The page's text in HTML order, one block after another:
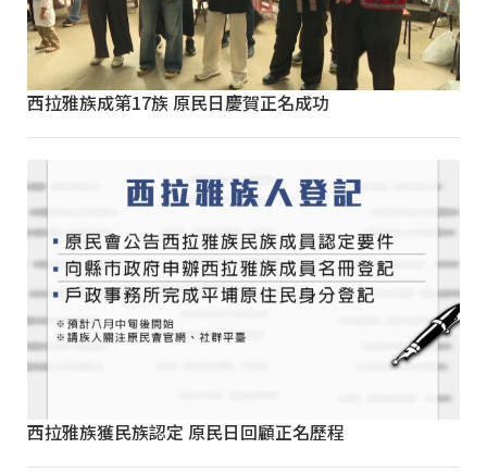
西拉雅族成第17族 原民日慶賀正名成功
西拉雅族獲民族認定 原民日回顧正名歷程